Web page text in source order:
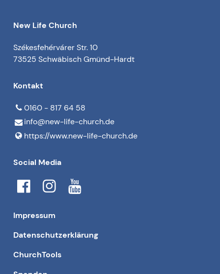
New Life Church
Székesfehérvárer Str. 10
73525 Schwäbisch Gmünd-Hardt
Kontakt
0160 - 817 64 58
info@​new-life-church.​de
https://www.​new-life-church.​de
Social Media
Impressum
Datenschutzerklärung
ChurchTools